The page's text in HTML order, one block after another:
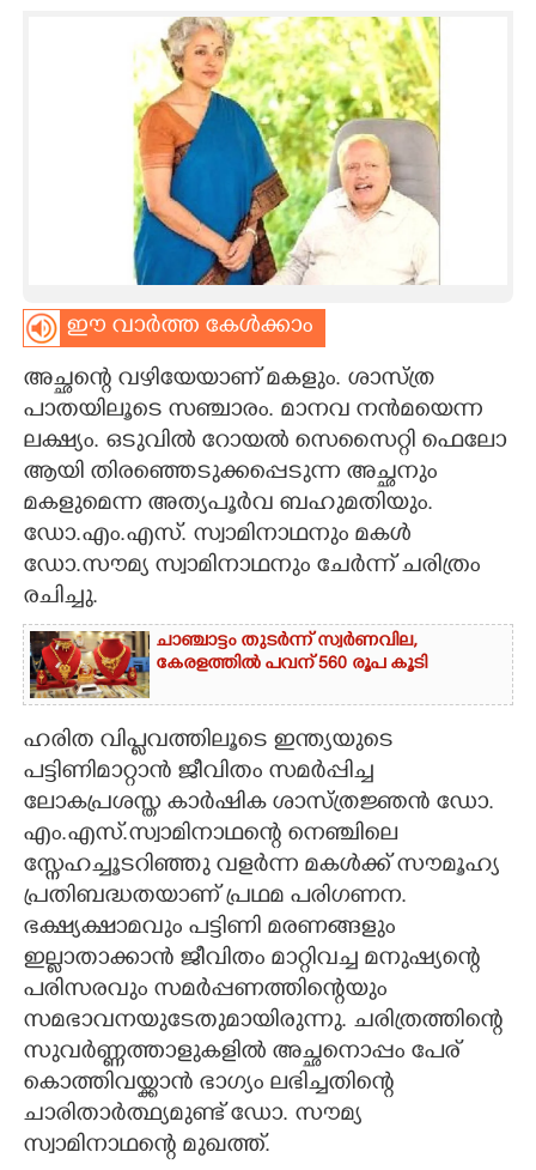
ASTRO
CARTOONS
LITERATURE
ഈ വാർത്ത കേൾക്കാം
അച്ഛന്റെ വഴിയേയാണ് മകളും. ശാസ്ത്ര
പാതയിലൂടെ സഞ്ചാരം. മാനവ നൻമയെന്ന
ലക്ഷ്യം. ഒടുവിൽ റോയൽ സെസൈറ്റി ഫെലോ
ആയി തിരഞ്ഞെടുക്കപ്പെടുന്ന അച്ഛനും
മകളുമെന്ന അത്യപൂർവ ബഹുമതിയും.
ഡോ.എം.എസ്. സ്വാമിനാഥനും മകൾ
ഡോ.സൗമ്യ സ്വാമിനാഥനും ചേർന്ന് ചരിത്രം
രചിച്ചു.
ചാഞ്ചാട്ടം തുടർന്ന് സ്വർണവില,
കേരളത്തിൽ പവന് 560 രൂപ കൂടി
ഹരിത വിപ്ലവത്തിലൂടെ ഇന്ത്യയുടെ
പട്ടിണിമാറ്റാൻ ജീവിതം സമർപ്പിച്ച
ലോകപ്രശസ്ത കാർഷിക ശാസ്ത്രജ്ഞൻ ഡോ.
എം.എസ്.സ്വാമിനാഥന്റെ നെഞ്ചിലെ
സ്നേഹച്ചൂടറിഞ്ഞു വളർന്ന മകൾക്ക് സൗമൂഹ്യ
പ്രതിബദ്ധതയാണ് പ്രഥമ പരിഗണന.
ഭക്ഷ്യക്ഷാമവും പട്ടിണി മരണങ്ങളും
ഇല്ലാതാക്കാൻ ജീവിതം മാറ്റിവച്ച മനുഷ്യന്റെ
പരിസരവും സമർപ്പണത്തിന്റെയും
സമഭാവനയുടേതുമായിരുന്നു. ചരിത്രത്തിന്റെ
സുവർണ്ണത്താളുകളിൽ അച്ഛനൊപ്പം പേര്
കൊത്തിവയ്ക്കാൻ ഭാഗ്യം ലഭിച്ചതിന്റെ
ചാരിതാർത്ഥ്യമുണ്ട് ഡോ. സൗമ്യ
സ്വാമിനാഥന്റെ മുഖത്ത്.